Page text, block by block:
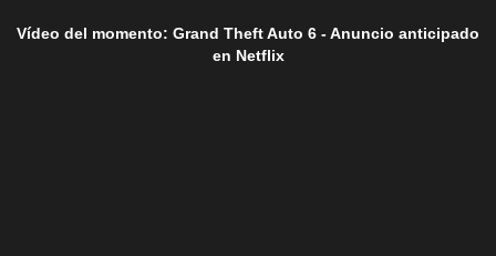
Vídeo del momento: Grand Theft Auto 6 - Anuncio anticipado
en Netflix